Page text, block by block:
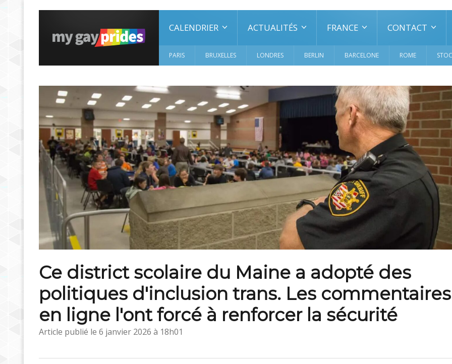
CALENDRIER ACTUALITÉS FRANCE CONTACT
PARIS BRUXELLES LONDRES BERLIN BARCELONE ROME
Ce district scolaire du Maine a adopté des
politiques d'inclusion trans. Les commentaires
en ligne l'ont forcé à renforcer la sécurité
Article publié le 6 janvier 2026 à 18h01